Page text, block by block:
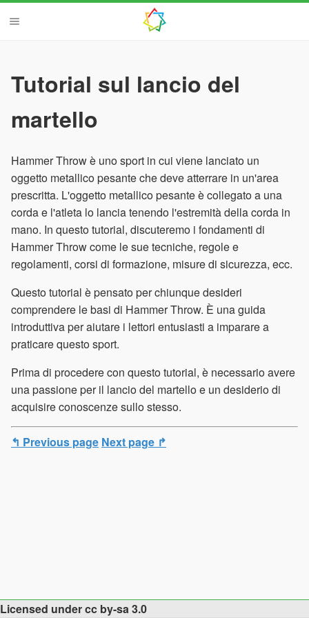
Tutorial sul lancio del
martello
Hammer Throw è uno sport in cui viene lanciato un
oggetto metallico pesante che deve atterrare in un'area
prescritta. L'oggetto metallico pesante è collegato a una
corda e l'atleta lo lancia tenendo l'estremità della corda in
mano. In questo tutorial, discuteremo i fondamenti di
Hammer Throw come le sue tecniche, regole e
regolamenti, corsi di formazione, misure di sicurezza, ecc.
Questo tutorial è pensato per chiunque desideri
comprendere le basi di Hammer Throw. È una guida
introduttiva per aiutare i lettori entusiasti a imparare a
praticare questo sport.
Prima di procedere con questo tutorial, è necessario avere
una passione per il lancio del martello e un desiderio di
acquisire conoscenze sullo stesso.
↰ Previous page Next page ↱
Licensed under cc by-sa 3.0